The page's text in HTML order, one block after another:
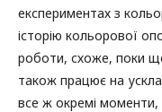
експериментах з
історію кольорової
роботи, схоже, поки
також працює на
все ж окремі моменти,